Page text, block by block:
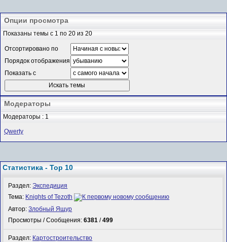
Опции просмотра
Показаны темы с 1 по 20 из 20
Отсортировано по
Порядок отображения
Показать с
Модераторы
Модераторы : 1
Qwerty
Статистика - Top 10
Раздел:Экспедиция
Тема: Knights of Tezoth
Автор:Злобный Ящур
Просмотры / Сообщения:6381 /499
Раздел: Картостроительство